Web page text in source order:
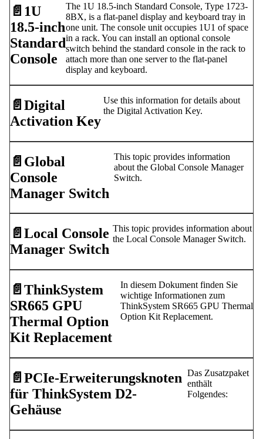
📄️ 1U
18.5-inch
Standard
Console
The 1U 18.5-inch Standard Console, Type 1723-
8BX, is a flat-panel display and keyboard tray in
one unit. The console unit occupies 1U1 of space
in a rack. You can install an optional console
switch behind the standard console in the rack to
attach more than one server to the flat-panel
display and keyboard.
📄️ Digital
Activation Key
Use this information for details about
the Digital Activation Key.
📄️ Global
Console
Manager Switch
This topic provides information
about the Global Console Manager
Switch.
📄️ Local Console
Manager Switch
This topic provides information about
the Local Console Manager Switch.
📄️ ThinkSystem
SR665 GPU
Thermal Option
Kit Replacement
In diesem Dokument finden Sie
wichtige Informationen zum
ThinkSystem SR665 GPU Thermal
Option Kit Replacement.
📄️ PCIe-Erweiterungsknoten
für ThinkSystem D2-
Gehäuse
Das Zusatzpaket
enthält
Folgendes: